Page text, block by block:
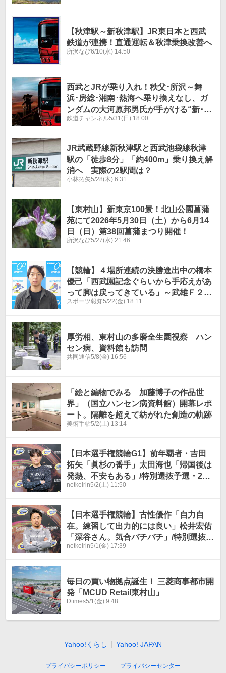
【秋津駅～新秋津駅】JR東日本と西武
鉄道が連携！直通運転＆秋津乗換改善へ
所沢なび6/10(水) 14:50
西武とJRが乗り入れ！秩父･所沢～舞
浜･房総･湘南･熱海へ乗り換えなし、ガ
ンダムの大河原邦男氏が手がける“新･観
光特急”が2028年度JRへ
鉄道チャンネル5/31(日) 18:00
JR武蔵野線新秋津駅と西武池袋線秋津
駅の「徒歩8分」「約400m」乗り換え解
消へ 実際の2駅間は？
小林拓矢5/28(木) 6:31
【東村山】新東京100景！北山公園菖蒲
苑にて2026年5月30日（土）から6月14
日（日）第38回菖蒲まつり開催！
所沢なび5/27(水) 21:46
【競輪】４場所連続の決勝進出中の橋本
優己「西武園記念ぐらいから手応えがあ
って脚は戻ってきている」～武雄Ｆ２全
プロ記念
スポーツ報知5/22(金) 18:11
厚労相、東村山の多磨全生園視察 ハン
セン病、資料館も訪問
共同通信5/8(金) 16:56
「絵と編物でみる 加藤博子の作品世
界」（国立ハンセン病資料館）開幕レポ
ート。隔離を超えて紡がれた創造の軌跡
美術手帖5/2(土) 13:14
【日本選手権競輪G1】前年覇者・吉田
拓矢「眞杉の番手」太田海也「帰国後は
発熱、不安もある」/特別選抜予選・2日
目11Rコメント
netkeirin5/2(土) 11:50
【日本選手権競輪】古性優作「自力自
在。練習して出力的には良い」松井宏佑
「深谷さん。気合バチバチ」/特別選抜予
選・2日目10Rコメント
netkeirin5/1(金) 17:39
毎日の買い物拠点誕生！ 三菱商事都市開
発「MCUD Retail東村山」
Dtimes5/1(金) 9:48
Yahoo!くらし Yahoo! JAPAN
プライバシーポリシー プライバシーセンター